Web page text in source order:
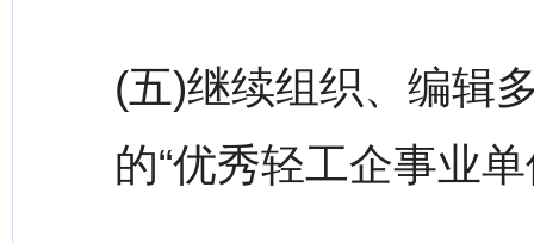
(五)继续组织、编辑
的“优秀轻工企事业